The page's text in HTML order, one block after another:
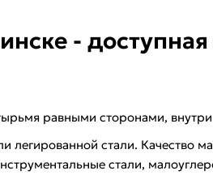
-
равными сторонами, внутри
легированной стали. Качество
стали,